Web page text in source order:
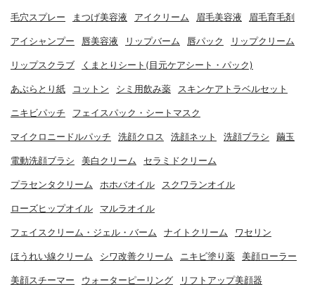
毛穴スプレー まつげ美容液 アイクリーム 眉毛美容液 眉毛育毛剤
アイシャンプー 唇美容液 リップバーム 唇パック リップクリーム
リップスクラブ くまとりシート(目元ケアシート・パック)
あぶらとり紙 コットン シミ用飲み薬 スキンケアトラベルセット
ニキビパッチ フェイスパック・シートマスク
マイクロニードルパッチ 洗顔クロス 洗顔ネット 洗顔ブラシ 繭玉
電動洗顔ブラシ 美白クリーム セラミドクリーム
プラセンタクリーム ホホバオイル スクワランオイル
ローズヒップオイル マルラオイル
フェイスクリーム・ジェル・バーム ナイトクリーム ワセリン
ほうれい線クリーム シワ改善クリーム ニキビ塗り薬 美顔ローラー
美顔スチーマー ウォーターピーリング リフトアップ美顔器